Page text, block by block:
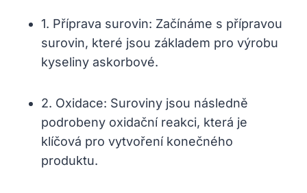
1. Příprava surovin: Začínáme s přípravou
surovin, které jsou základem pro výrobu
kyseliny askorbové.
2. Oxidace: Suroviny jsou následně
podrobeny oxidační reakci, která je
klíčová pro vytvoření konečného
produktu.